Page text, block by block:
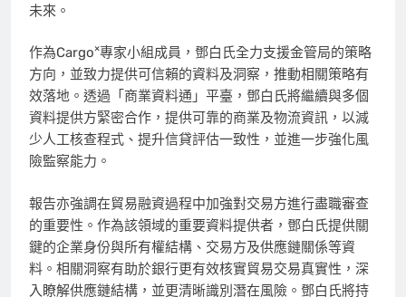
未來。
作為Cargo×專家小組成員，鄧白氏全力支援金管局的策略
方向，並致力提供可信賴的資料及洞察，推動相關策略有
效落地。透過「商業資料通」平臺，鄧白氏將繼續與多個
資料提供方緊密合作，提供可靠的商業及物流資訊，以減
少人工核查程式、提升信貸評估一致性，並進一步強化風
險監察能力。
報告亦強調在貿易融資過程中加強對交易方進行盡職審查
的重要性。作為該領域的重要資料提供者，鄧白氏提供關
鍵的企業身份與所有權結構、交易方及供應鏈關係等資
料。相關洞察有助於銀行更有效核實貿易交易真實性，深
入瞭解供應鏈結構，並更清晰識別潛在風險。鄧白氏將持